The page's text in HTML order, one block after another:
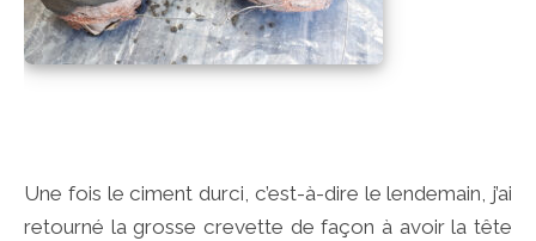
Une fois le ciment durci, c’est-à-dire le lendemain, j’ai
retourné la grosse crevette de façon à avoir la tête